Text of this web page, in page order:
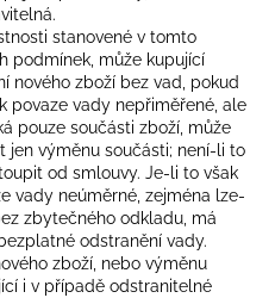
stanovené v tomto
podmínek, může kupující
nového zboží bez vad, pokud
povaze vady nepřiměřené, ale
pouze součásti zboží, může
jen výměnu součásti; není-li to
od smlouvy. Je-li to však
vady neúměrné, zejména lze-
zbytečného odkladu, má
odstranění vady.
zboží, nebo výměnu
i v případě odstranitelné